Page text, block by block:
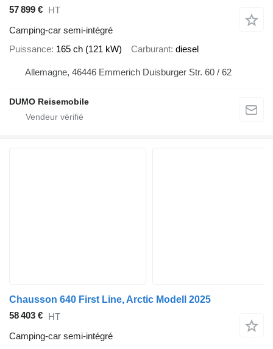
57 899 €
HT
Camping-car semi-intégré
Puissance 165 ch (121 kW) Carburant diesel
Allemagne, 46446 Emmerich Duisburger Str. 60 / 62
DUMO Reisemobile
Chausson 640 First Line, Arctic Modell 2025
58 403 € HT
Camping-car semi-intégré